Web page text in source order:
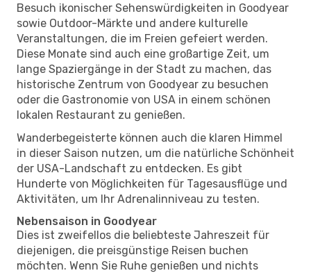
Besuch ikonischer Sehenswürdigkeiten in Goodyear
sowie Outdoor-Märkte und andere kulturelle
Veranstaltungen, die im Freien gefeiert werden.
Diese Monate sind auch eine großartige Zeit, um
lange Spaziergänge in der Stadt zu machen, das
historische Zentrum von Goodyear zu besuchen
oder die Gastronomie von USA in einem schönen
lokalen Restaurant zu genießen.
Wanderbegeisterte können auch die klaren Himmel
in dieser Saison nutzen, um die natürliche Schönheit
der USA-Landschaft zu entdecken. Es gibt
Hunderte von Möglichkeiten für Tagesausflüge und
Aktivitäten, um Ihr Adrenalinniveau zu testen.
Nebensaison in Goodyear
Dies ist zweifellos die beliebteste Jahreszeit für
diejenigen, die preisgünstige Reisen buchen
möchten. Wenn Sie Ruhe genießen und nichts